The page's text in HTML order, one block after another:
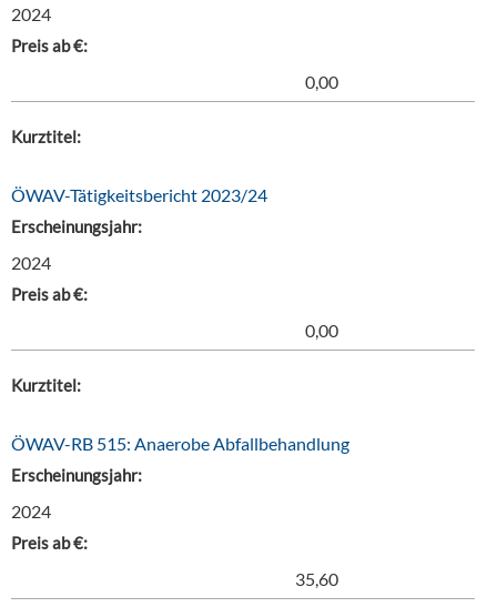
2024
Preis ab €:
0,00
Kurztitel:
ÖWAV-Tätigkeitsbericht 2023/24
Erscheinungsjahr:
2024
Preis ab €:
0,00
Kurztitel:
ÖWAV-RB 515: Anaerobe Abfallbehandlung
Erscheinungsjahr:
2024
Preis ab €:
35,60